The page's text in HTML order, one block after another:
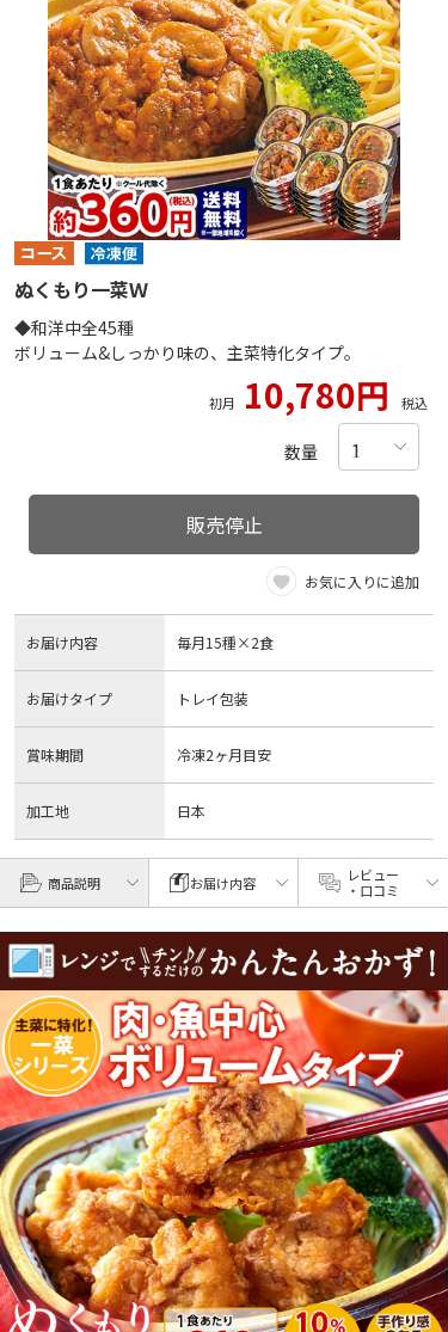
ぬくもり一菜Ｗ
◆和洋中全45種
ボリューム&しっかり味の、主菜特化タイプ。
初月 10,780円 税込
数量
販売停止
お気に入りに追加
お届け内容 毎月15種×2食
お届けタイプ トレイ包装
賞味期間 冷凍2ヶ月目安
加工地 日本
商品説明 お届け内容
レビュー
・口コミ